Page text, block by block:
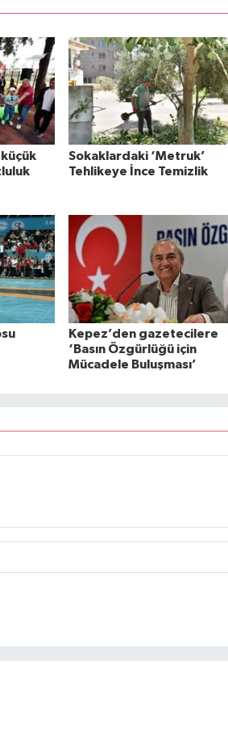
Sokaklardaki ‘Metruk’
Tehlikeye İnce Temizlik
Kepez’den gazetecilere
‘Basın Özgürlüğü için
Mücadele Buluşması’